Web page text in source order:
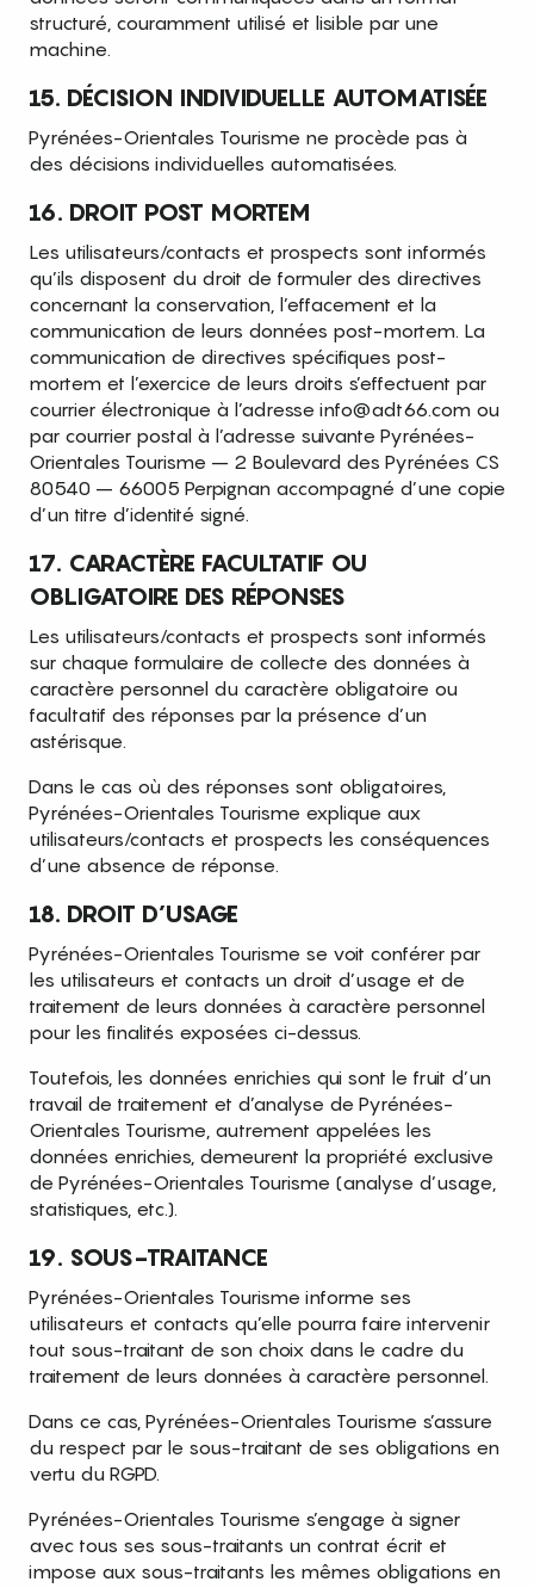
structuré, couramment utilisé et lisible par une
machine.
15. DÉCISION INDIVIDUELLE AUTOMATISÉE
Pyrénées-Orientales Tourisme ne procède pas à
des décisions individuelles automatisées.
16. DROIT POST MORTEM
Les utilisateurs/contacts et prospects sont informés
qu’ils disposent du droit de formuler des directives
concernant la conservation, l’effacement et la
communication de leurs données post-mortem. La
communication de directives spécifiques post-
mortem et l’exercice de leurs droits s’effectuent par
courrier électronique à l’adresse info@adt66.com ou
par courrier postal à l’adresse suivante Pyrénées-
Orientales Tourisme – 2 Boulevard des Pyrénées CS
80540 – 66005 Perpignan accompagné d’une copie
d’un titre d’identité signé.
17. CARACTÈRE FACULTATIF OU
OBLIGATOIRE DES RÉPONSES
Les utilisateurs/contacts et prospects sont informés
sur chaque formulaire de collecte des données à
caractère personnel du caractère obligatoire ou
facultatif des réponses par la présence d’un
astérisque.
Dans le cas où des réponses sont obligatoires,
Pyrénées-Orientales Tourisme explique aux
utilisateurs/contacts et prospects les conséquences
d’une absence de réponse.
18. DROIT D’USAGE
Pyrénées-Orientales Tourisme se voit conférer par
les utilisateurs et contacts un droit d’usage et de
traitement de leurs données à caractère personnel
pour les finalités exposées ci-dessus.
Toutefois, les données enrichies qui sont le fruit d’un
travail de traitement et d’analyse de Pyrénées-
Orientales Tourisme, autrement appelées les
données enrichies, demeurent la propriété exclusive
de Pyrénées-Orientales Tourisme (analyse d’usage,
statistiques, etc.).
19. SOUS-TRAITANCE
Pyrénées-Orientales Tourisme informe ses
utilisateurs et contacts qu’elle pourra faire intervenir
tout sous-traitant de son choix dans le cadre du
traitement de leurs données à caractère personnel.
Dans ce cas, Pyrénées-Orientales Tourisme s’assure
du respect par le sous-traitant de ses obligations en
vertu du RGPD.
Pyrénées-Orientales Tourisme s’engage à signer
avec tous ses sous-traitants un contrat écrit et
impose aux sous-traitants les mêmes obligations en